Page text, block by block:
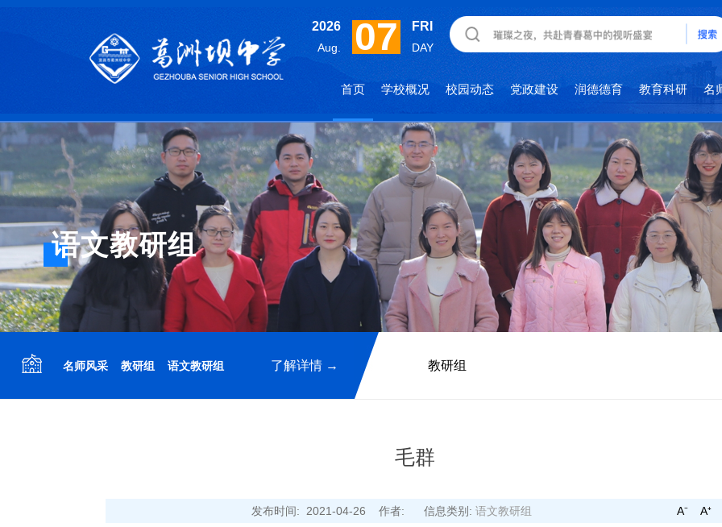
2026
Aug. 07 FRI
DAY
首页 学校概况 校园动态 党政建设 润德德育 教育科研 名
语文教研组
名师风采 教研组 语文教研组 了解详情 → 教研组
毛群
发布时间: 2021-04-26 作者: 信息类别: 语文教研组 A⁺
A⁻